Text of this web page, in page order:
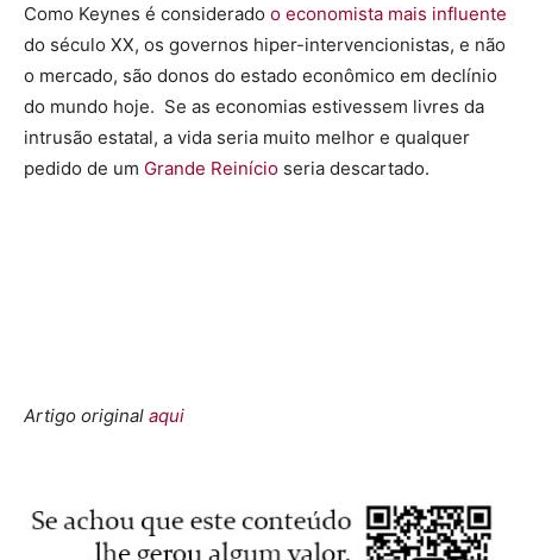
Como Keynes é considerado o economista mais influente
do século XX, os governos hiper-intervencionistas, e não
o mercado, são donos do estado econômico em declínio
do mundo hoje. Se as economias estivessem livres da
intrusão estatal, a vida seria muito melhor e qualquer
pedido de um Grande Reinício seria descartado.
Artigo original aqui